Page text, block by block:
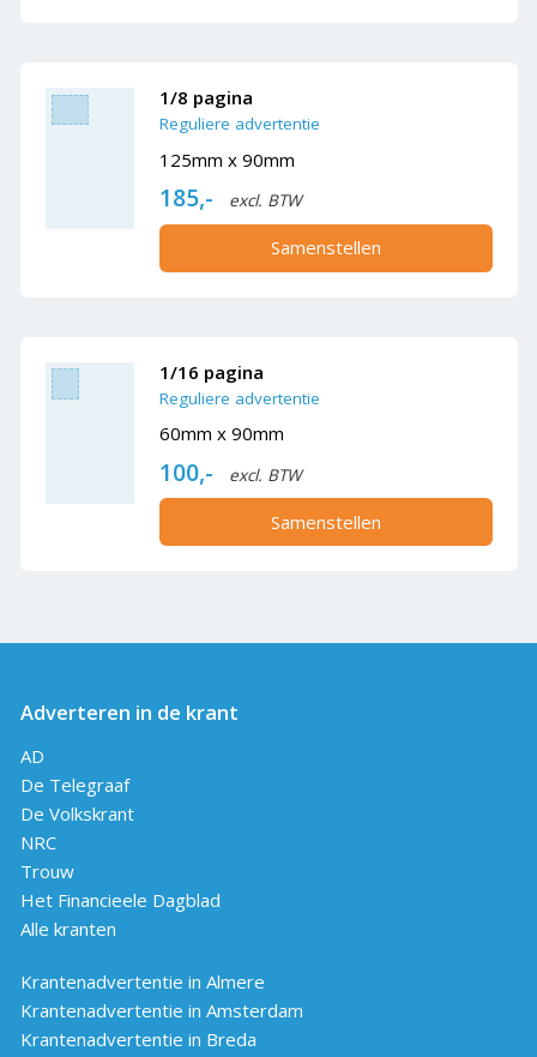
1/8 pagina
Reguliere advertentie
125mm x 90mm
185,- excl. BTW
Samenstellen
1/16 pagina
Reguliere advertentie
60mm x 90mm
100,- excl. BTW
Samenstellen
Adverteren in de krant
AD
De Telegraaf
De Volkskrant
NRC
Trouw
Het Financieele Dagblad
Alle kranten
Krantenadvertentie in Almere
Krantenadvertentie in Amsterdam
Krantenadvertentie in Breda